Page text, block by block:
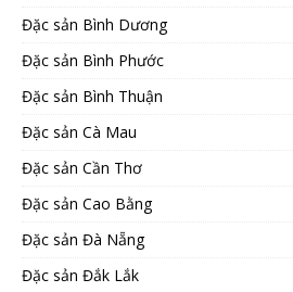
Đặc sản Bình Dương
Đặc sản Bình Phước
Đặc sản Bình Thuận
Đặc sản Cà Mau
Đặc sản Cần Thơ
Đặc sản Cao Bằng
Đặc sản Đà Nẵng
Đặc sản Đắk Lắk